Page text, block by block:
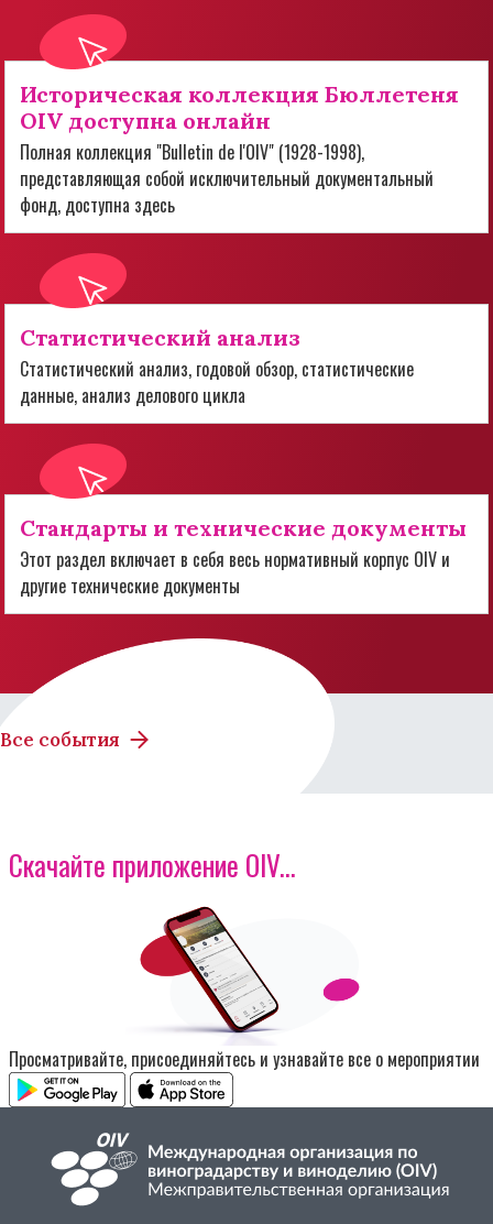
Историческая коллекция Бюллетеня
OIV доступна онлайн
Полная коллекция "Bulletin de l'OIV" (1928-1998),
представляющая собой исключительный документальный
фонд, доступна здесь
Статистический анализ
Статистический анализ, годовой обзор, статистические
данные, анализ делового цикла
Стандарты и технические документы
Этот раздел включает в себя весь нормативный корпус OIV и
другие технические документы
Все события
Скачайте приложение OIV...
Изображение
Просматривайте, присоединяйтесь и узнавайте все о мероприятии